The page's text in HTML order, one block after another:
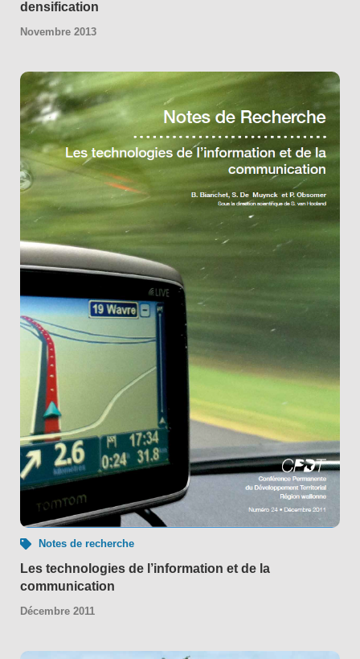
densification
Novembre 2013
Notes de recherche
Les technologies de l’information et de la
communication
Décembre 2011